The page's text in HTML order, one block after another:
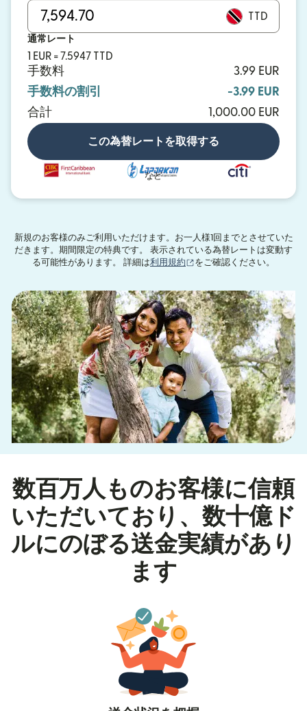
TTD
通常レート
1 EUR = 7.5947 TTD
手数料
3.99 EUR
手数料の割引
-3.99 EUR
合計
1,000.00 EUR
この為替レートを取得する
など
新規のお客様のみご利用いただけます。お一人様1回までとさせていた
だきます。期間限定の特典です。 表示されている為替レートは変動す
る可能性があります。 詳細は利用規約 （別ウィンドウで開きます
をご確認ください。
数百万人ものお客様に信頼
いただいており、数十億ド
ルにのぼる送金実績があり
ます